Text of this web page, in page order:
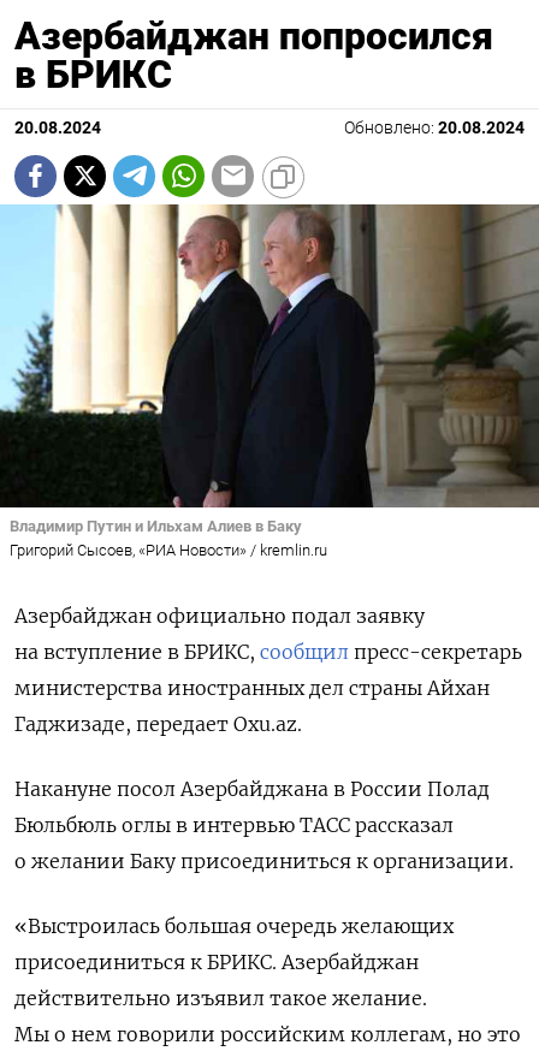
Азербайджан попросился
в БРИКС
20.08.2024 Обновлено: 20.08.2024
Владимир Путин и Ильхам Алиев в Баку
Григорий Сысоев, «РИА Новости» / kremlin.ru
Азербайджан официально подал заявку
на вступление в БРИКС, сообщил пресс-секретарь
министерства иностранных дел страны Айхан
Гаджизаде, передает Oxu.az.
Накануне посол Азербайджана в России Полад
Бюльбюль оглы в интервью ТАСС рассказал
о желании Баку присоединиться к организации.
«Выстроилась большая очередь желающих
присоединиться к БРИКС. Азербайджан
действительно изъявил такое желание.
Мы о нем говорили российским коллегам, но это